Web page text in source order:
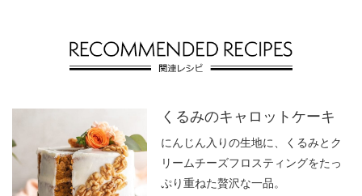
くるみのキャロットケーキ
にんじん入りの生地に、くるみとク
リームチーズフロスティングをたっ
ぷり重ねた贅沢な一品。